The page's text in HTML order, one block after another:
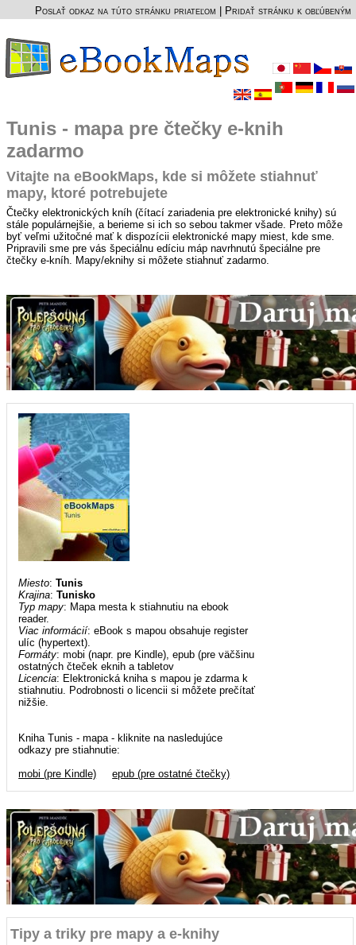
Poslať odkaz na túto stránku priateľom Pridať stránku k obľúbeným
Tunis - mapa pre čtečky e-knih
zadarmo
Vitajte na eBookMaps, kde si môžete stiahnuť
mapy, ktoré potrebujete
Čtečky elektronických kníh (čítací zariadenia pre elektronické knihy) sú
stále populárnejšie, a berieme si ich so sebou takmer všade. Preto môže
byť veľmi užitočné mať k dispozícii elektronické mapy miest, kde sme.
Pripravili sme pre vás špeciálnu edíciu máp navrhnutú špeciálne pre
čtečky e-kníh. Mapy/eknihy si môžete stiahnuť zadarmo.
Miesto:Tunis
Krajina:Tunisko
Typ mapy: Mapa mesta k stiahnutiu na ebook
reader.
Viac informácií: eBook s mapou obsahuje register
ulíc (hypertext).
Formáty: mobi (napr. pre Kindle), epub (pre väčšinu
ostatných čteček eknih a tabletov
Licencia: Elektronická kniha s mapou je zdarma k
stiahnutiu. Podrobnosti o licencii si môžete prečítať
nižšie.
Kniha Tunis - mapa - kliknite na nasledujúce
odkazy pre stiahnutie:
mobi (pre Kindle)
epub (pre ostatné čtečky)
Tipy a triky pre mapy a e-knihy